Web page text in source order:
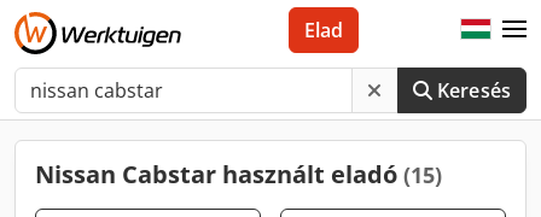
Keresés
Elad
Nissan Cabstar használt eladó (15)